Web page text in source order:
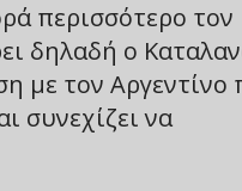
περισσότερο τον
δηλαδή ο
με τον Αργεντίνο
συνεχίζει να